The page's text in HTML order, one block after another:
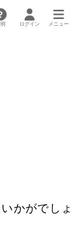
ログイン メニュー
かがでしょ